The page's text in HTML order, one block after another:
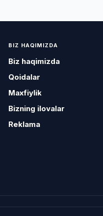
BIZ HAQIMIZDA
Biz haqimizda
Qoidalar
Maxfiylik
Bizning ilovalar
Reklama